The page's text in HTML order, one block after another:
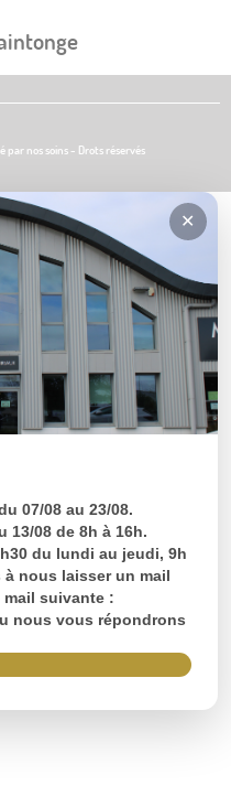
par nos soins - Drots réservés
07/08 au 23/08.
13/08 de 8h à 16h.
du lundi au jeudi, 9h
nous laisser un mail
suivante :
nous vous répondrons
✕